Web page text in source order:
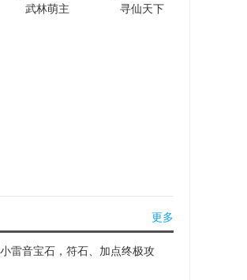
武林萌主 寻仙天下
更多